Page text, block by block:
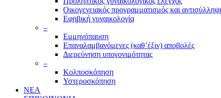
Οικογενειακός προγραμματισμός και
Εφηβική γυναικολογία
–
Εμμηνόπαυση
Επαναλαμβανόμενες (καθ’έξιν) αποβολές
Διερεύνηση υπογονιμότητας
–
Κολποσκόπηση
Υστεροσκόπηση
ΝΕΑ